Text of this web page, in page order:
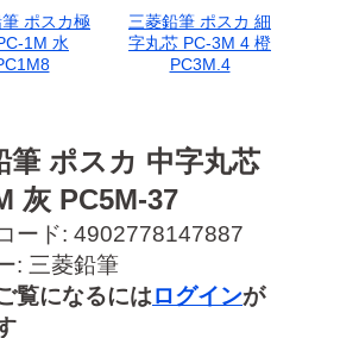
筆 ポスカ 中字丸芯
灰 PC5M-37
ード: 4902778147887
: 三菱鉛筆
覧になるにはログインが
ポスカ極
1M 水
三菱鉛筆 ポスカ 細
字丸芯 PC-3M 4 橙
PC3M.4